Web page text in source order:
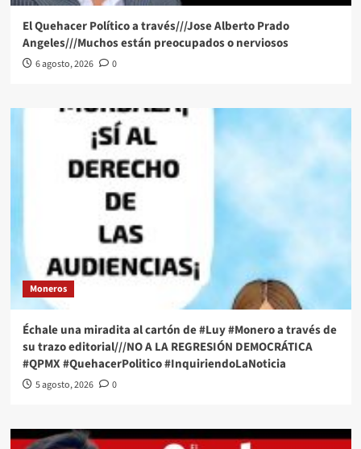
El Quehacer Político a través///Jose Alberto Prado
Angeles///Muchos están preocupados o nerviosos
6 agosto, 2026 0
Moneros
Échale una miradita al cartón de #Luy #Monero a través de
su trazo editorial///NO A LA REGRESIÓN DEMOCRÁTICA
#QPMX #QuehacerPolitico #InquiriendoLaNoticia
5 agosto, 2026 0